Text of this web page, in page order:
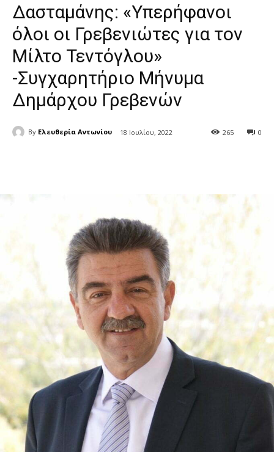
Δασταμάνης: «Υπερήφανοι
όλοι οι Γρεβενιώτες για τον
Μίλτο Τεντόγλου»
-Συγχαρητήριο Μήνυμα
Δημάρχου Γρεβενών
By Ελευθερία Αντωνίου 18 Ιουλίου, 2022 0
265